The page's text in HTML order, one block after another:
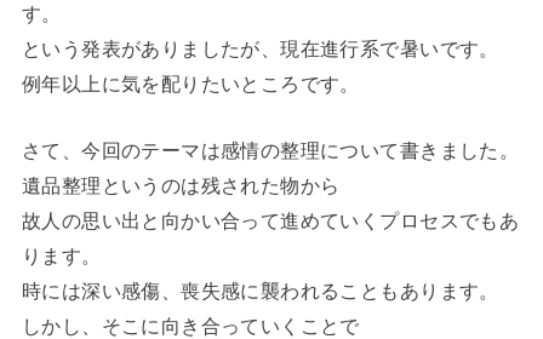
す。
という発表がありましたが、現在進行系で暑いです。
例年以上に気を配りたいところです。
さて、今回のテーマは感情の整理について書きました。
遺品整理というのは残された物から
故人の思い出と向かい合って進めていくプロセスでもあ
ります。
時には深い感傷、喪失感に襲われることもあります。
しかし、そこに向き合っていくことで